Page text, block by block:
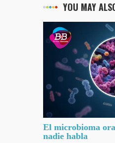
YOU MAY
El microbioma
nadie habla